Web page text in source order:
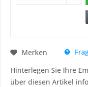
Merken
Hinterlegen Sie Ihre
über diesen Artikel